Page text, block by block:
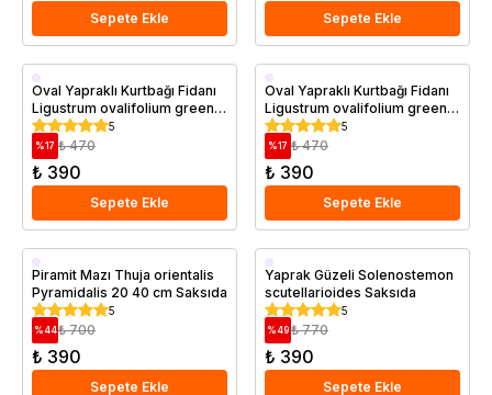
Sepete Ekle Sepete Ekle
Saksıda
Oval Yapraklı Kurtbağı Fidanı
Ligustrum ovalifolium green
Diamond 80 100 cm
5
%17 ₺ 470
₺ 390
Sepete Ekle
Saksıda
Oval Yapraklı Kurtbağı Fidanı
Ligustrum ovalifolium green
Diamond 80 100 cm Saksıda
5
%17 ₺ 470
₺ 390
Sepete Ekle
Saksıda
Piramit Mazı Thuja orientalis
Pyramidalis 20 40 cm Saksıda
5
%44₺ 700
₺ 390
Sepete Ekle
Saksıda
Yaprak Güzeli Solenostemon
scutellarioides Saksıda
5
%49 ₺ 770
₺ 390
Sepete Ekle